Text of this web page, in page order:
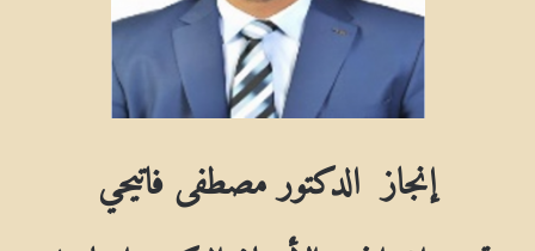
إنجاز الدكتور مصطفى فاتيحي